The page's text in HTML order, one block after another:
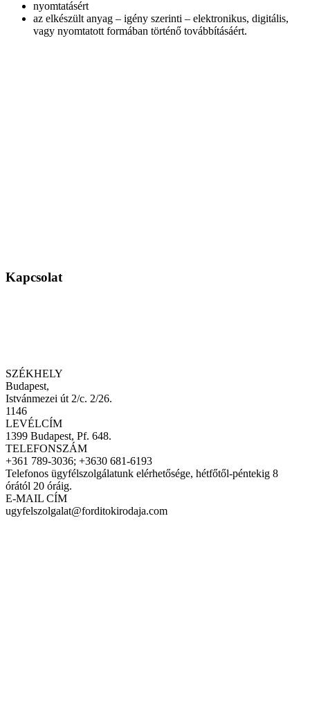
nyomtatásért
az elkészült anyag – igény szerinti – elektronikus, digitális,
vagy nyomtatott formában történő továbbításáért.
Kapcsolat
SZÉKHELY
Budapest,
Istvánmezei út 2/c. 2/26.
1146
LEVÉLCÍM
1399 Budapest, Pf. 648.
TELEFONSZÁM
+361 789-3036; +3630 681-6193
Telefonos ügyfélszolgálatunk elérhetősége, hétfőtől-péntekig 8
órától 20 óráig.
E-MAIL CÍM
ugyfelszolgalat@forditokirodaja.com